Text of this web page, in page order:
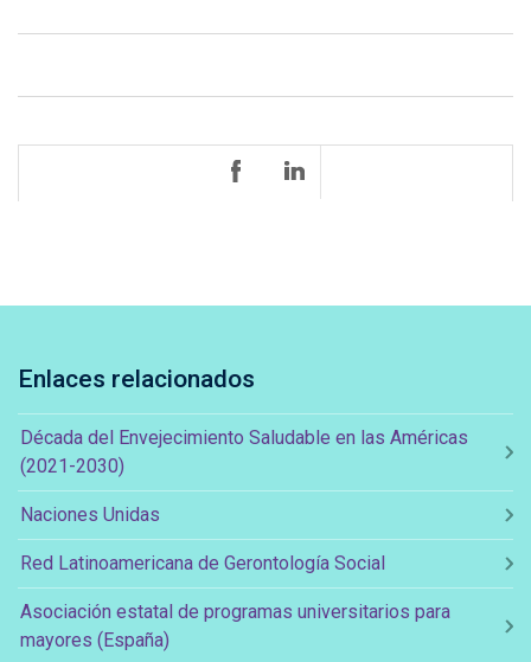
Enlaces relacionados
Década del Envejecimiento Saludable en las Américas
(2021-2030)
Naciones Unidas
Red Latinoamericana de Gerontología Social
Asociación estatal de programas universitarios para
mayores (España)